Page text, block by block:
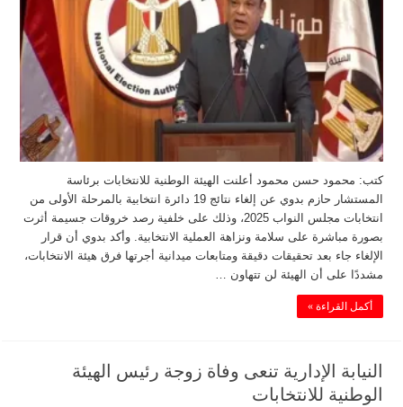
كتب: محمود حسن محمود أعلنت الهيئة الوطنية للانتخابات برئاسة
المستشار حازم بدوي عن إلغاء نتائج 19 دائرة انتخابية بالمرحلة الأولى من
انتخابات مجلس النواب 2025، وذلك على خلفية رصد خروقات جسيمة أثرت
بصورة مباشرة على سلامة ونزاهة العملية الانتخابية. وأكد بدوي أن قرار
الإلغاء جاء بعد تحقيقات دقيقة ومتابعات ميدانية أجرتها فرق هيئة الانتخابات،
مشددًا على أن الهيئة لن تتهاون …
أكمل القراءة »
النيابة الإدارية تنعى وفاة زوجة رئيس الهيئة
الوطنية للانتخابات